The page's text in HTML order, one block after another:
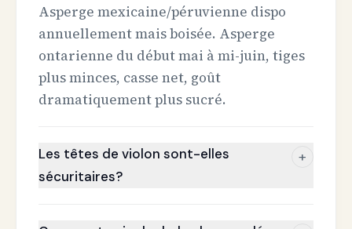
Asperge mexicaine/péruvienne dispo
annuellement mais boisée. Asperge
ontarienne du début mai à mi-juin, tiges
plus minces, casse net, goût
dramatiquement plus sucré.
Les têtes de violon sont-elles
sécuritaires?
+